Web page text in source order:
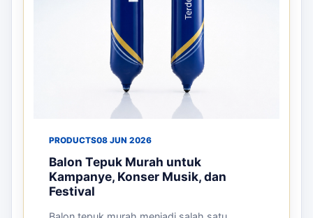
PRODUCTS08 JUN 2026
Balon Tepuk Murah untuk
Kampanye, Konser Musik, dan
Festival